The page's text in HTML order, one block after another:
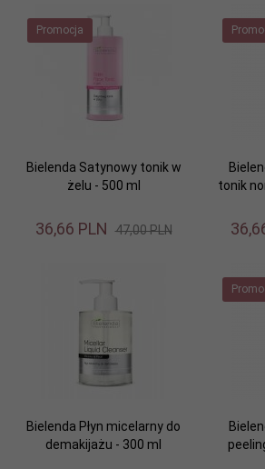
Promocja
Bielenda Satynowy tonik w
żelu - 500 ml
36,66 PLN 47,00 PLN
tonik
36,
Bielenda Płyn micelarny do
demakijażu - 300 ml